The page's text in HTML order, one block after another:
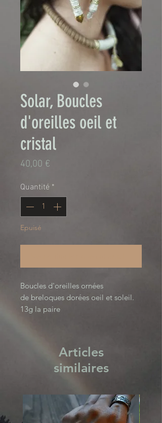
Solar, Boucles
d'oreilles oeil et
cristal
40,00 €
Quantité *
Epuisé
Boucles d'oreilles ornées
de breloques dorées oeil et soleil.
13g la paire
Articles
similaires